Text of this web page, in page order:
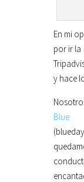
En mi
por ir la
y hace